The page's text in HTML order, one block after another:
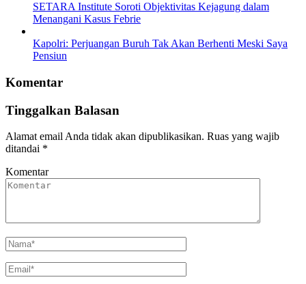
SETARA Institute Soroti Objektivitas Kejagung dalam
Menangani Kasus Febrie
Kapolri: Perjuangan Buruh Tak Akan Berhenti Meski Saya
Pensiun
Komentar
Tinggalkan Balasan
Alamat email Anda tidak akan dipublikasikan. Ruas yang wajib
ditandai *
Komentar